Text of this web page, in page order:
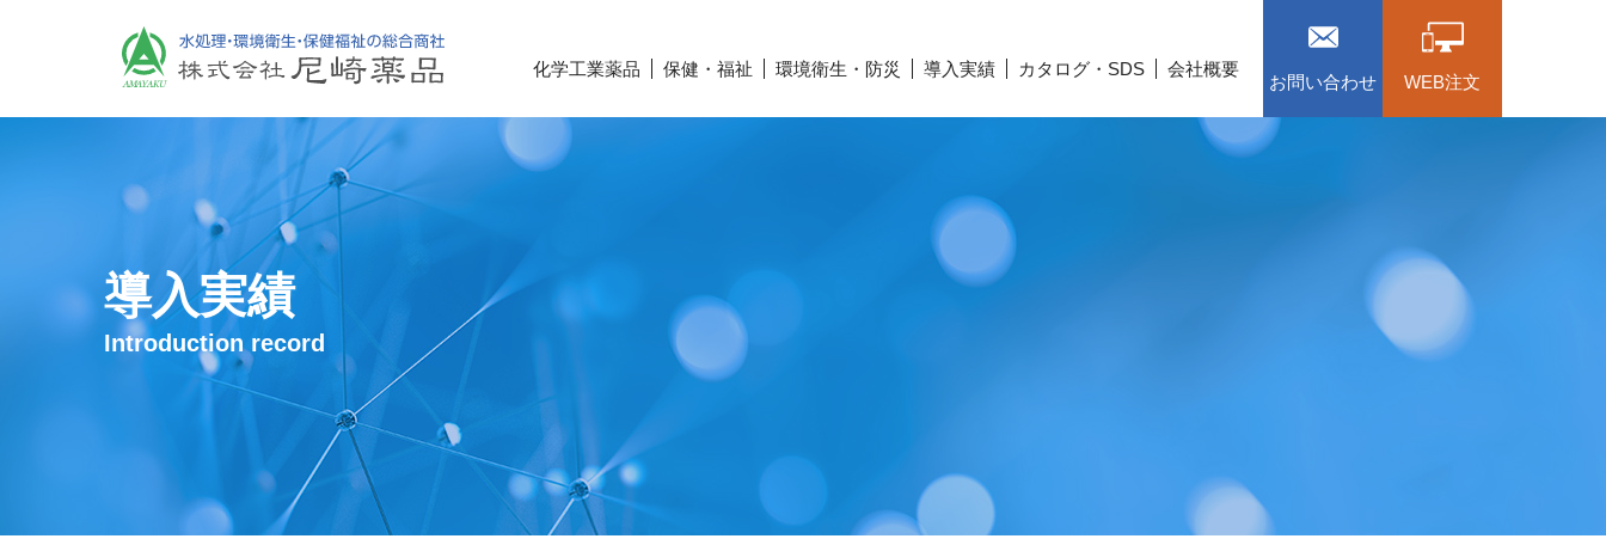
化学工業薬品 保健・福祉 環境衛生・防災 導入実績 カタログ・SDS 会社概要
お問い合わせ WEB注文
導入実績
Introduction record
化学工業薬品
保健・福祉
環境衛生・防災
導入実績
カタログ・SDS